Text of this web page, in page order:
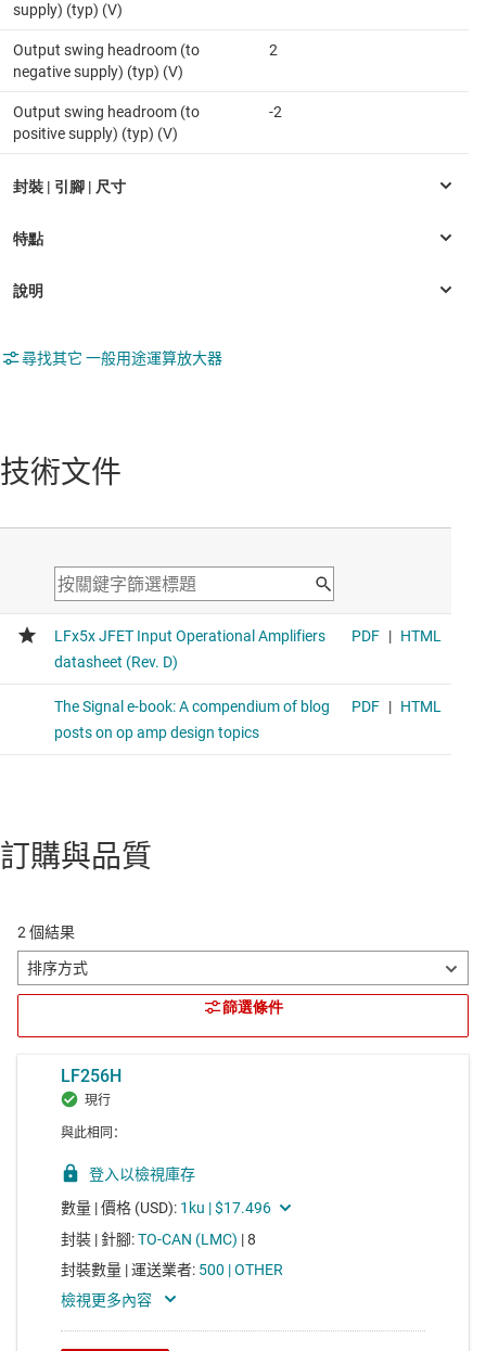
supply) (typ) (V)
Output swing headroom (to
negative supply) (typ) (V)
2
Output swing headroom (to
positive supply) (typ) (V)
-2
尋找其它 一般用途運算放大器
技術文件
訂購與品質